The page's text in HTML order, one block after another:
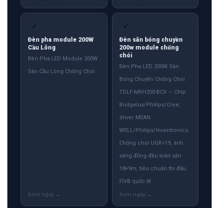
✓
Đèn pha module 200W
Cầu Lông
Đèn Pha LED Module 200W
Sân Cầu Lông Chống Chói
✓
Đèn sân bóng chuyền
200w module chống
chói
Đèn Pha LED 200W Sân
Bóng Chuyền Chống Chói
TDLF-MKH200-BCV — Chip
Bridgelux/Philips/Cree,
driver MEAN
WELL/Philips/Inventronics.
Chống chói UGR<19, ánh
sáng đồng đều toàn sân
18×9m, tiêu chuẩn thi đấu
FIVB quốc tế